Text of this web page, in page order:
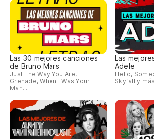
Las 30 mejores canciones
de Bruno Mars
Just The Way You Are,
Grenade, When I Was Your
Man...
Las
Adele
Hello,
Skyfall y más